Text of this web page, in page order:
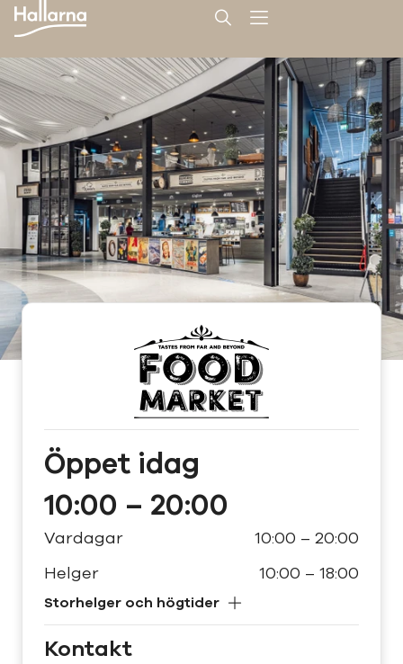
Öppet idag
10:00 – 20:00
Vardagar
10:00 – 20:00
Helger
10:00 – 18:00
Storhelger och högtider
Kontakt